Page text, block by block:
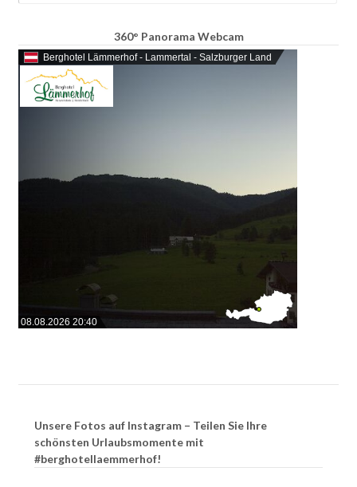
360° Panorama Webcam
Berghotel Lämmerhof - Lammertal - Salzburger Land
08.08.2026 20:40
Unsere Fotos auf Instagram – Teilen Sie Ihre
schönsten Urlaubsmomente mit
#berghotellaemmerhof!